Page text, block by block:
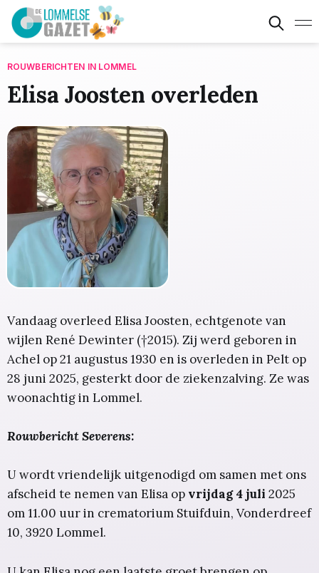
ROUWBERICHTEN IN LOMMEL
Elisa Joosten overleden
Vandaag overleed Elisa Joosten, echtgenote van
wijlen René Dewinter (†2015). Zij werd geboren in
Achel op 21 augustus 1930 en is overleden in Pelt op
28 juni 2025, gesterkt door de ziekenzalving. Ze was
woonachtig in Lommel.
Rouwbericht Severens:
U wordt vriendelijk uitgenodigd om samen met ons
afscheid te nemen van Elisa op vrijdag 4 juli 2025
om 11.00 uur in crematorium Stuifduin, Vonderdreef
10, 3920 Lommel.